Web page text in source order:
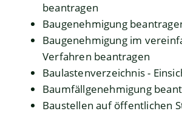
beantragen
Baugenehmigung
Baugenehmigung im
Verfahren beantragen
Baulastenverzeichnis -
Baumfällgenehmigung
Baustellen auf öffentlichen